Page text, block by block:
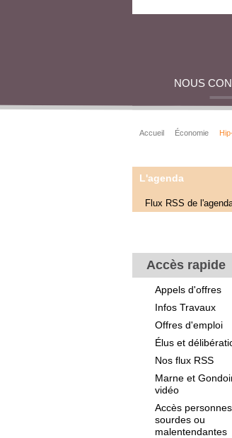
NOUS
Accueil Économie
L'agenda
Flux RSS de
Accès rapide
Appels d'offres
Infos Travaux
Offres d'emploi
Élus et
Nos flux RSS
Marne et
vidéo
Accès personnes
sourdes ou
malentendantes